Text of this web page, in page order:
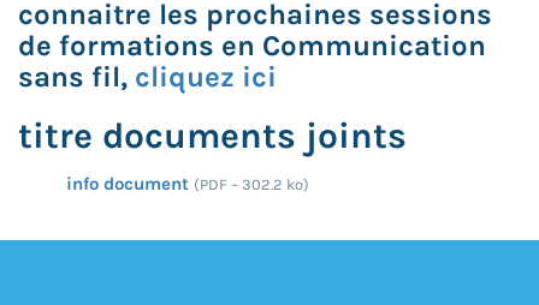
connaitre les prochaines sessions
de formations en Communication
sans fil, cliquez ici
titre documents joints
info document (PDF – 302.2 ko)